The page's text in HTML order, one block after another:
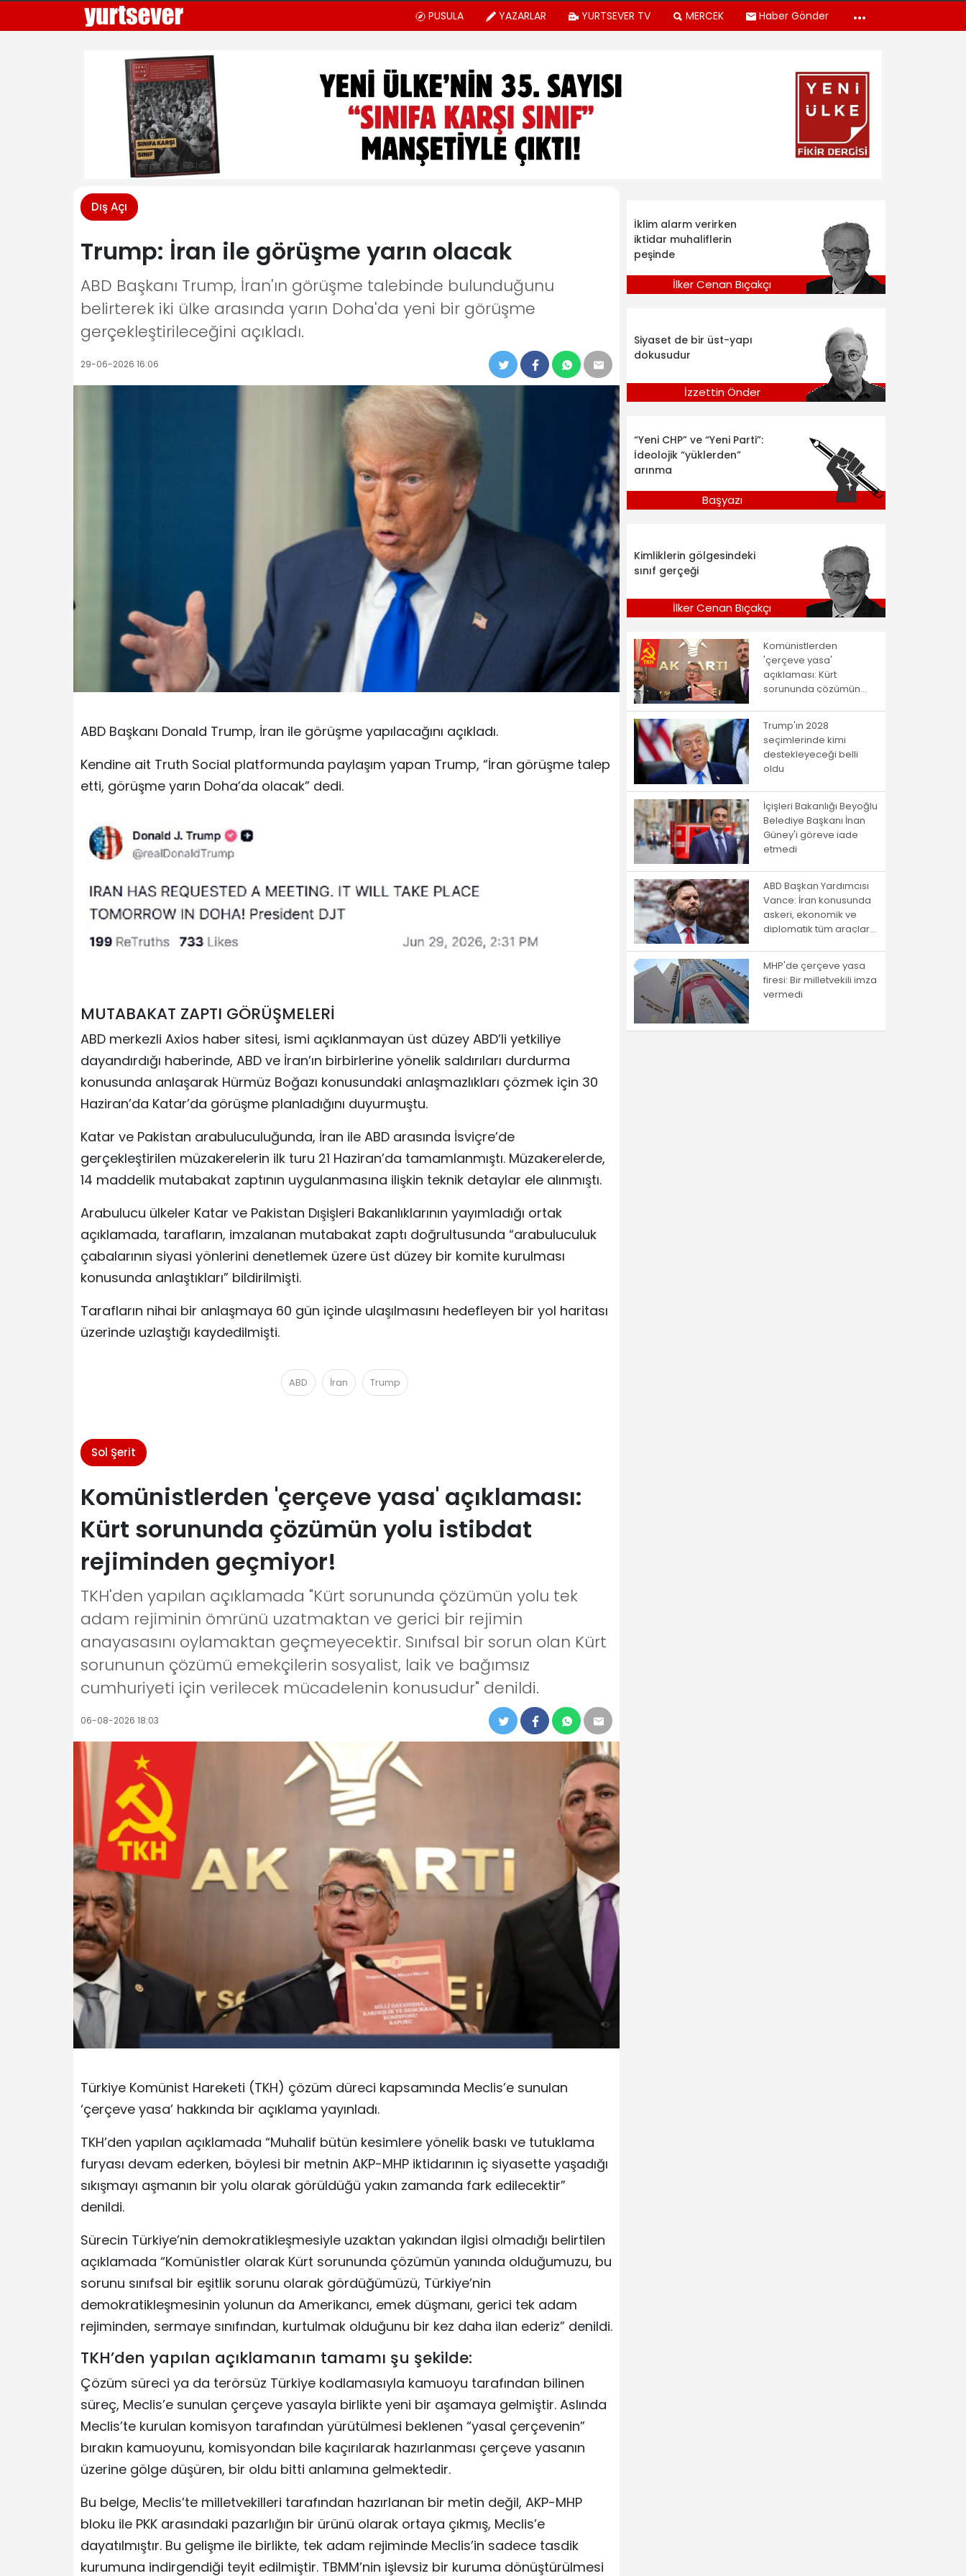
PUSULA YAZARLAR YURTSEVER TV MERCEK Haber Gönder
Dış Açı
Trump: İran ile görüşme yarın olacak
ABD Başkanı Trump, İran'ın görüşme talebinde bulunduğunu
belirterek iki ülke arasında yarın Doha'da yeni bir görüşme
gerçekleştirileceğini açıkladı.
29-06-2026 16:06
ABD Başkanı Donald Trump, İran ile görüşme yapılacağını açıkladı.
Kendine ait Truth Social platformunda paylaşım yapan Trump, “İran görüşme talep
etti, görüşme yarın Doha’da olacak” dedi.
MUTABAKAT ZAPTI GÖRÜŞMELERİ
ABD merkezli Axios haber sitesi, ismi açıklanmayan üst düzey ABD’li yetkiliye
dayandırdığı haberinde, ABD ve İran’ın birbirlerine yönelik saldırıları durdurma
konusunda anlaşarak Hürmüz Boğazı konusundaki anlaşmazlıkları çözmek için 30
Haziran’da Katar’da görüşme planladığını duyurmuştu.
Katar ve Pakistan arabuluculuğunda, İran ile ABD arasında İsviçre’de
gerçekleştirilen müzakerelerin ilk turu 21 Haziran’da tamamlanmıştı. Müzakerelerde,
14 maddelik mutabakat zaptının uygulanmasına ilişkin teknik detaylar ele alınmıştı.
Arabulucu ülkeler Katar ve Pakistan Dışişleri Bakanlıklarının yayımladığı ortak
açıklamada, tarafların, imzalanan mutabakat zaptı doğrultusunda “arabuluculuk
çabalarının siyasi yönlerini denetlemek üzere üst düzey bir komite kurulması
konusunda anlaştıkları” bildirilmişti.
Tarafların nihai bir anlaşmaya 60 gün içinde ulaşılmasını hedefleyen bir yol haritası
üzerinde uzlaştığı kaydedilmişti.
ABD İran Trump
Sol Şerit
Komünistlerden 'çerçeve yasa' açıklaması:
Kürt sorununda çözümün yolu istibdat
rejiminden geçmiyor!
TKH'den yapılan açıklamada "Kürt sorununda çözümün yolu tek
adam rejiminin ömrünü uzatmaktan ve gerici bir rejimin
anayasasını oylamaktan geçmeyecektir. Sınıfsal bir sorun olan Kürt
sorununun çözümü emekçilerin sosyalist, laik ve bağımsız
cumhuriyeti için verilecek mücadelenin konusudur" denildi.
06-08-2026 18:03
Türkiye Komünist Hareketi (TKH) çözüm düreci kapsamında Meclis’e sunulan
‘çerçeve yasa’ hakkında bir açıklama yayınladı.
TKH’den yapılan açıklamada “Muhalif bütün kesimlere yönelik baskı ve tutuklama
furyası devam ederken, böylesi bir metnin AKP-MHP iktidarının iç siyasette yaşadığı
sıkışmayı aşmanın bir yolu olarak görüldüğü yakın zamanda fark edilecektir”
denildi.
Sürecin Türkiye’nin demokratikleşmesiyle uzaktan yakından ilgisi olmadığı belirtilen
açıklamada “Komünistler olarak Kürt sorununda çözümün yanında olduğumuzu, bu
sorunu sınıfsal bir eşitlik sorunu olarak gördüğümüzü, Türkiye’nin
demokratikleşmesinin yolunun da Amerikancı, emek düşmanı, gerici tek adam
rejiminden, sermaye sınıfından, kurtulmak olduğunu bir kez daha ilan ederiz” denildi.
TKH’den yapılan açıklamanın tamamı şu şekilde:
Çözüm süreci ya da terörsüz Türkiye kodlamasıyla kamuoyu tarafından bilinen
süreç, Meclis’e sunulan çerçeve yasayla birlikte yeni bir aşamaya gelmiştir. Aslında
Meclis’te kurulan komisyon tarafından yürütülmesi beklenen “yasal çerçevenin”
bırakın kamuoyunu, komisyondan bile kaçırılarak hazırlanması çerçeve yasanın
üzerine gölge düşüren, bir oldu bitti anlamına gelmektedir.
Bu belge, Meclis’te milletvekilleri tarafından hazırlanan bir metin değil, AKP-MHP
bloku ile PKK arasındaki pazarlığın bir ürünü olarak ortaya çıkmış, Meclis’e
dayatılmıştır. Bu gelişme ile birlikte, tek adam rejiminde Meclis’in sadece tasdik
kurumuna indirgendiği teyit edilmiştir. TBMM’nin işlevsiz bir kuruma dönüştürülmesi
İklim alarm verirken
iktidar muhaliflerin
peşinde
İlker Cenan Bıçakçı
Siyaset de bir üst-yapı
dokusudur
İzzettin Önder
“Yeni CHP” ve “Yeni Parti”:
İdeolojik “yüklerden”
arınma
Başyazı
Kimliklerin gölgesindeki
sınıf gerçeği
İlker Cenan Bıçakçı
Komünistlerden
'çerçeve yasa'
açıklaması: Kürt
sorununda çözümün
geçmiyor!
Trump'ın 2028
seçimlerinde kimi
destekleyeceği belli
oldu
İçişleri Bakanlığı Beyoğlu
Belediye Başkanı İnan
Güney'i göreve iade
etmedi
ABD Başkan Yardımcısı
Vance: İran konusunda
askeri, ekonomik ve
diplomatik tüm araçlar
MHP'de çerçeve yasa
firesi: Bir milletvekili imza
vermedi